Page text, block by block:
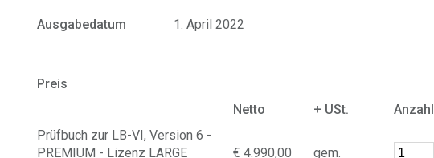
Ausgabedatum 1. April 2022
Preis
Netto
+ USt.
Anzahl
Prüfbuch zur LB-VI, Version 6 -
PREMIUM - Lizenz LARGE
€ 4.990,00 gem.